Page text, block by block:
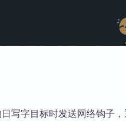
写字目标时发送网络钩子